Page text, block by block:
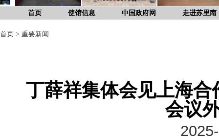
首页 使馆信息 中国政府网 走进苏里南
首页 > 重要新闻
丁薛祥集体会见上海
会议